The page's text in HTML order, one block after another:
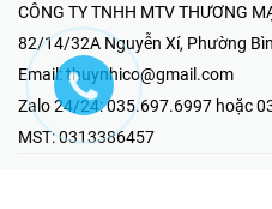
CÔNG TY TNHH MTV THƯƠNG
82/14/32A Nguyễn Xí, Phường
Email: thuynhico@gmail.com
Zalo 24/24:035.697.6997 hoặc
MST:0313386457